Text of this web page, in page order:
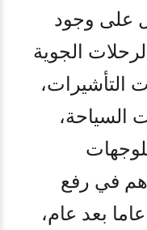
على وجود
الجوية
التأشيرات،
السياحة،
في رفع
بعد عام،